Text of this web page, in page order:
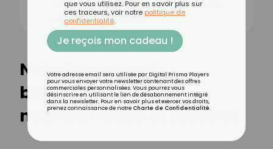
Noix de muscade :
bienfaits, valeurs
nutritionnelles et recettes
que vous utilisez. Pour en savoir plus sur
ces traceurs, voir notre politique de
confidentialité.
Je reçois mon cadeau !
Votre adresse email sera utilisée par Digital Prisma Players
pour vous envoyer votre newsletter contenant des offres
commerciales personnalisées. Vous pourrez vous
désinscrire en utilisant le lien de désabonnement intégré
dans la newsletter. Pour en savoir plus et exercer vos droits,
prenez connaissance de notre Charte de Confidentialité.